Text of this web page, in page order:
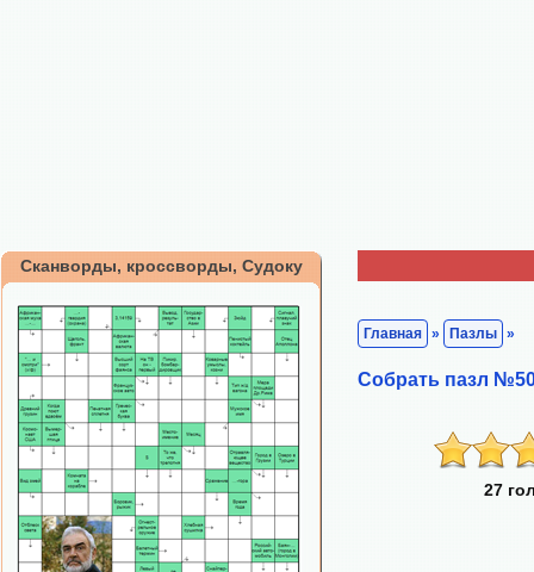
Сканворды, кроссворды, Судоку
Главная » Пазлы »
Собрать пазл
27